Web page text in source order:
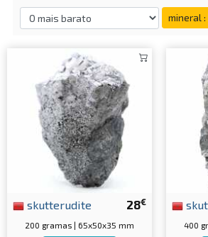
mineral
28€
skutterudite
200 gramas | 65x50x35 mm 400